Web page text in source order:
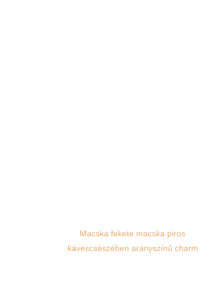
Macska fekete macska piros
kávéscsészében aranyszínű charm